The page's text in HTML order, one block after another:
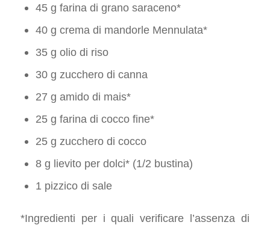
45 g farina di grano saraceno*
40 g crema di mandorle Mennulata*
35 g olio di riso
30 g zucchero di canna
27 g amido di mais*
25 g farina di cocco fine*
25 g zucchero di cocco
8 g lievito per dolci* (1/2 bustina)
1 pizzico di sale
*Ingredienti per i quali verificare l’assenza di